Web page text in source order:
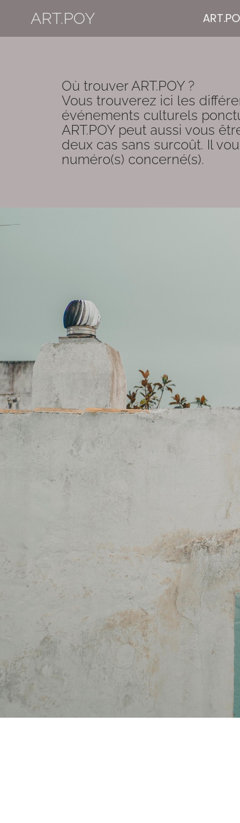
ART.POY
Où trouver ART.POY ?
Vous trouverez ici les
événements culturels
ART.POY peut aussi vous
deux cas sans surcoût. Il
numéro(s) concerné(s).